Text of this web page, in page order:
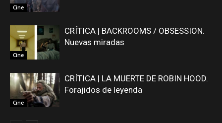
Cine
Cine
CRÍTICA | BACKROOMS / OBSESSION.
Nuevas miradas
Cine
CRÍTICA | LA MUERTE DE ROBIN HOOD.
Forajidos de leyenda